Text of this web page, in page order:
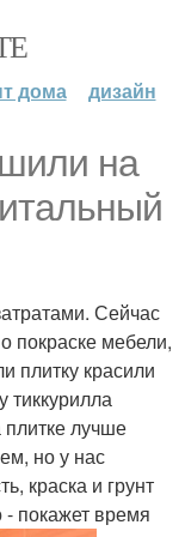
дома дизайн
на
Сейчас
покраске мебели,
плитку красили
тиккурилла
лучше
но у нас
краска и грунт
- покажет время